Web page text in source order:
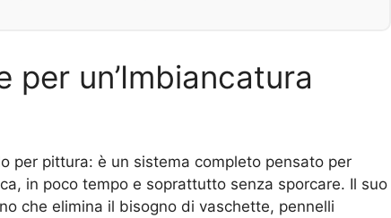
per un’Imbiancatura
per pittura: è un sistema completo pensato per
in poco tempo e soprattutto senza sporcare. Il suo
che elimina il bisogno di vaschette, pennelli